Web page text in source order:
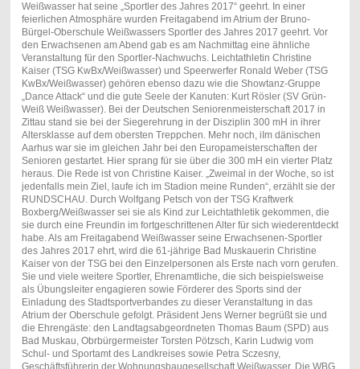
Weißwasser hat seine „Sportler des Jahres 2017“ geehrt.In einer
feierlichen Atmosphäre wurden Freitagabend im Atrium der Bruno-
Bürgel-Oberschule Weißwassers Sportler des Jahres 2017 geehrt. Vor
den Erwachsenen am Abend gab es am Nachmittag eine ähnliche
Veranstaltung für den Sportler-Nachwuchs. Leichtathletin Christine
Kaiser (TSG KwBx/Weißwasser) und Speerwerfer Ronald Weber (TSG
KwBx/Weißwasser) gehören ebenso dazu wie die Showtanz-Gruppe
„Dance Attack“ und die gute Seele der Kanuten: Kurt Rösler (SV Grün-
Weiß Weißwasser).Bei der Deutschen Seniorenmeisterschaft 2017 in
Zittau stand sie bei der Siegerehrung in der Disziplin 300 mH in ihrer
Altersklasse auf dem obersten Treppchen. Mehr noch, iIm dänischen
Aarhus war sie im gleichen Jahr bei den Europameisterschaften der
Senioren gestartet. Hier sprang für sie über die 300 mH ein vierter Platz
heraus. Die Rede ist von Christine Kaiser. „Zweimal in der Woche, so ist
jedenfalls mein Ziel, laufe ich im Stadion meine Runden“, erzählt sie der
RUNDSCHAU. Durch Wolfgang Petsch von der TSG Kraftwerk
Boxberg/Weißwasser sei sie als Kind zur Leichtathletik gekommen, die
sie durch eine Freundin im fortgeschrittenen Alter für sich wiederentdeckt
habe. Als am Freitagabend Weißwasser seine Erwachsenen-Sportler
des Jahres 2017 ehrt, wird die 61-jährige Bad Muskauerin Christine
Kaiser von der TSG bei den Einzelpersonen als Erste nach vorn gerufen.
Sie und viele weitere Sportler, Ehrenamtliche, die sich beispielsweise
als Übungsleiter engagieren sowie Förderer des Sports sind der
Einladung des Stadtsportverbandes zu dieser Veranstaltung in das
Atrium der Oberschule gefolgt. Präsident Jens Werner begrüßt sie und
die Ehrengäste: den Landtagsabgeordneten Thomas Baum (SPD) aus
Bad Muskau, Obrbürgermeister Torsten Pötzsch, Karin Ludwig vom
Schul- und Sportamt des Landkreises sowie Petra Sczesny,